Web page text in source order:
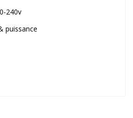
240v
puissance